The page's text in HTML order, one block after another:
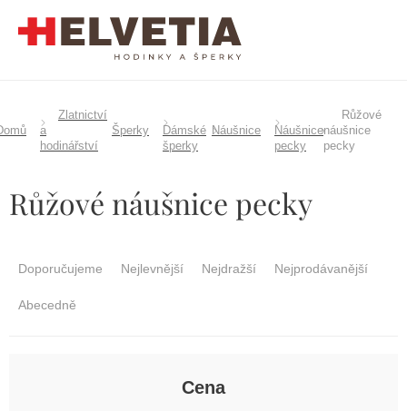
Zlatnictví
a
hodinářství
Šperky
Dámské
šperky
Náušnice
Náušnice
pecky
Růžové
náušnice
pecky
Růžové náušnice pecky
Doporučujeme Nejlevnější Nejdražší Nejprodávanější
Abecedně
Cena